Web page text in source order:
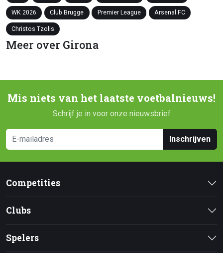
WK 2026 Club Brugge Premier League Arsenal FC
Christos Tzolis
Meer over Girona
Mis niets van het laatste voetbalnieuws!
Schrijf je in voor onze nieuwsbrief
Inschrijven
Competities
Clubs
Spelers